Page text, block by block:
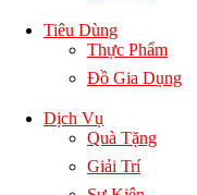
Tiêu Dùng
Thực Phẩm
Đồ Gia Dụng
Dịch Vụ
Quà Tặng
Giải Trí